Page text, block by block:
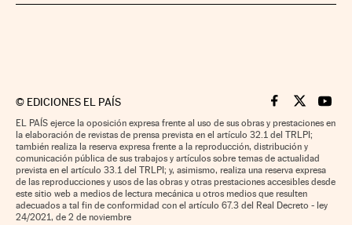
© EDICIONES EL PAÍS Cinco Días en
Cinco Días
Cinco
EL PAÍS ejerce la oposición expresa frente al uso de sus obras y prestaciones en
la elaboración de revistas de prensa prevista en el artículo 32.1 del TRLPI;
también realiza la reserva expresa frente a la reproducción, distribución y
comunicación pública de sus trabajos y artículos sobre temas de actualidad
prevista en el artículo 33.1 del TRLPI; y, asimismo, realiza una reserva expresa
de las reproducciones y usos de las obras y otras prestaciones accesibles desde
este sitio web a medios de lectura mecánica u otros medios que resulten
adecuados a tal fin de conformidad con el artículo 67.3 del Real Decreto - ley
24/2021, de 2 de noviembre